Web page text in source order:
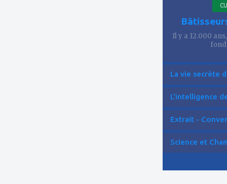
Il y a 12.000
La vie secrète
L'intelligence
Extrait -
Science et